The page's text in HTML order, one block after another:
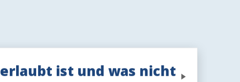
erlaubt ist und was nicht
Next